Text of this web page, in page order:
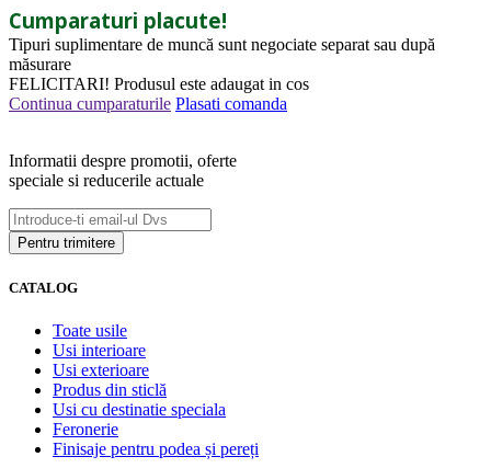
Cumparaturi placute!
Tipuri suplimentare de muncă sunt negociate separat sau după
măsurare
FELICITARI! Produsul este adaugat in cos
Continua cumparaturile Plasati comanda
Informatii despre promotii, oferte
speciale si reducerile actuale
CATALOG
Toate usile
Usi interioare
Usi exterioare
Produs din sticlă
Usi cu destinatie speciala
Feronerie
Finisaje pentru podea și pereți